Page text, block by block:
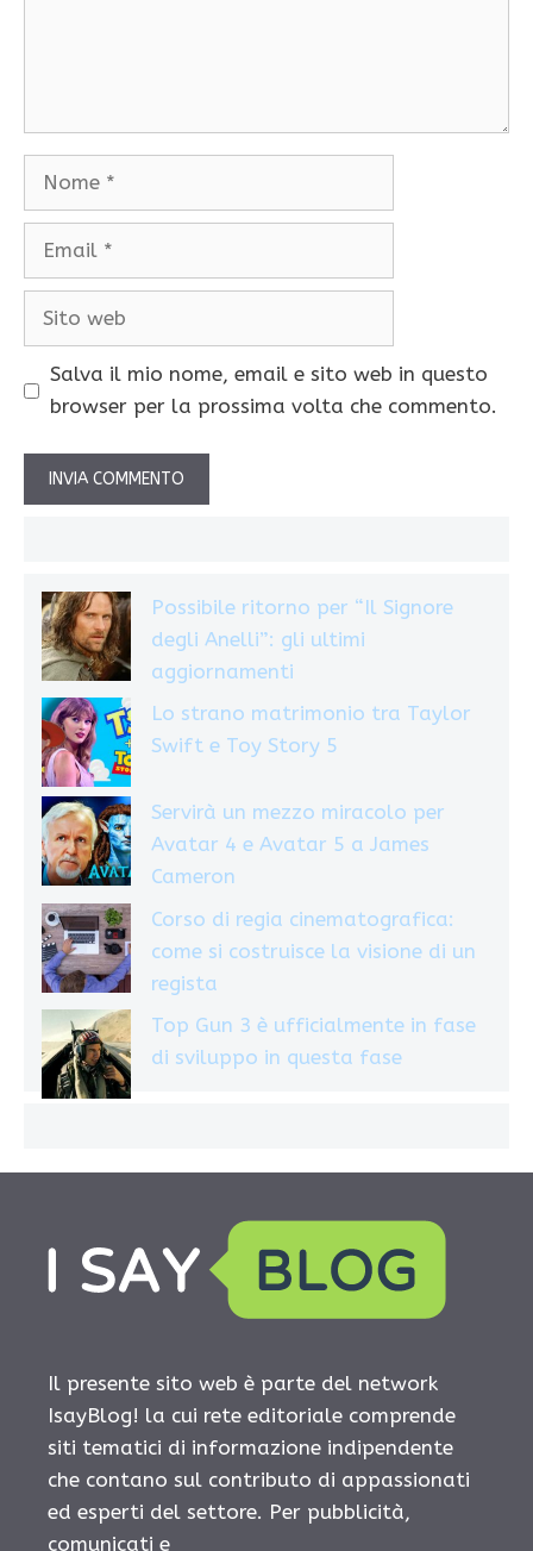
Nome
Email
Sito
Salva il mio nome, email e sito web in questo
browser per la prossima volta che commento.
Possibile ritorno per “Il Signore
degli Anelli”: gli ultimi
aggiornamenti
Lo strano matrimonio tra Taylor
Swift e Toy Story 5
Servirà un mezzo miracolo per
Avatar 4 e Avatar 5 a James
Cameron
Corso di regia cinematografica:
come si costruisce la visione di un
regista
Top Gun 3 è ufficialmente in fase
di sviluppo in questa fase
Il presente sito web è parte del network
IsayBlog! la cui rete editoriale comprende
siti tematici di informazione indipendente
che contano sul contributo di appassionati
ed esperti del settore. Per pubblicità,
comunicati e